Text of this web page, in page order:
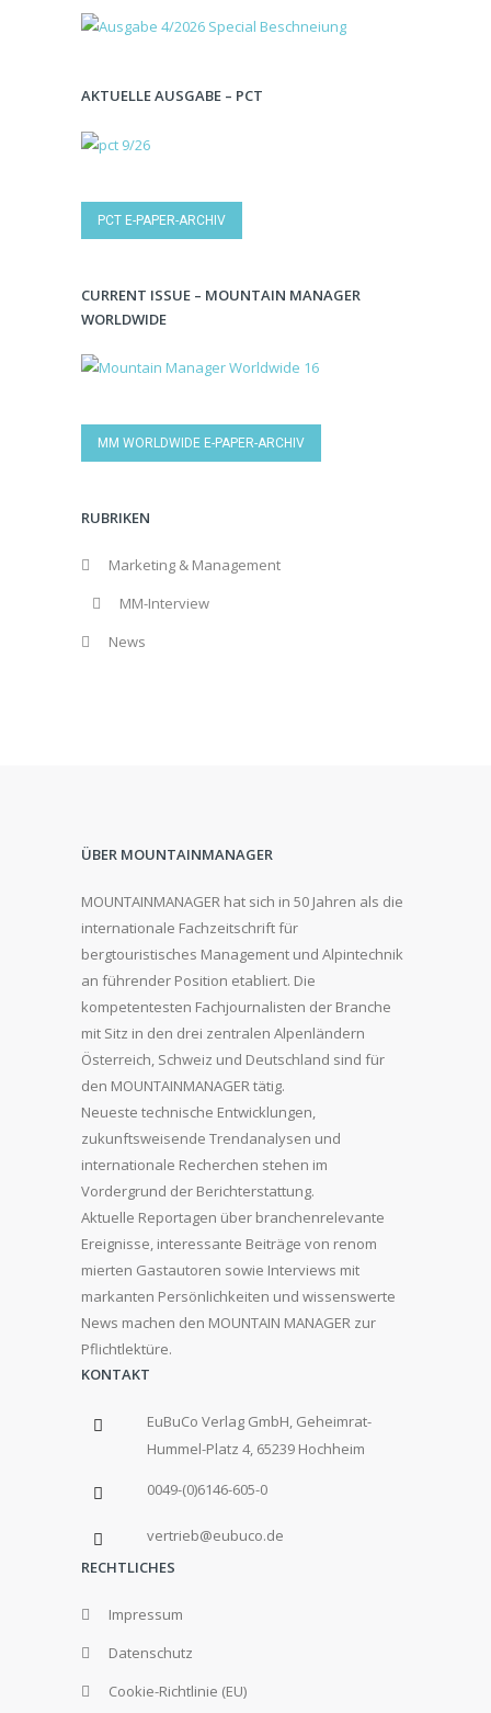
AKTUELLE AUSGABE – PCT
PCT E-PAPER-ARCHIV
CURRENT ISSUE – MOUNTAIN MANAGER
WORLDWIDE
MM WORLDWIDE E-PAPER-ARCHIV
RUBRIKEN
Marketing & Management
MM-Interview
News
ÜBER MOUNTAINMANAGER
MOUNTAINMANAGER hat sich in 50 Jahren als die
internationale Fachzeitschrift für
bergtouristisches Management und Alpintechnik
an führender Position etabliert. Die
kompetentesten Fachjournalisten der Branche
mit Sitz in den drei zentralen Alpenländern
Österreich, Schweiz und Deutschland sind für
den MOUNTAINMANAGER tätig.
Neueste technische Entwicklungen,
zukunftsweisende Trendanalysen und
internationale Recherchen stehen im
Vordergrund der Berichterstattung.
Aktuelle Reportagen über branchenrelevante
Ereignisse, interessante Beiträge von renom
mierten Gastautoren sowie Interviews mit
markanten Persönlichkeiten und wissenswerte
News machen den MOUNTAIN MANAGER zur
Pflichtlektüre.
KONTAKT
EuBuCo Verlag GmbH, Geheimrat-
Hummel-Platz 4, 65239 Hochheim
0049-(0)6146-605-0
vertrieb@eubuco.de
RECHTLICHES
Impressum
Datenschutz
Cookie-Richtlinie (EU)